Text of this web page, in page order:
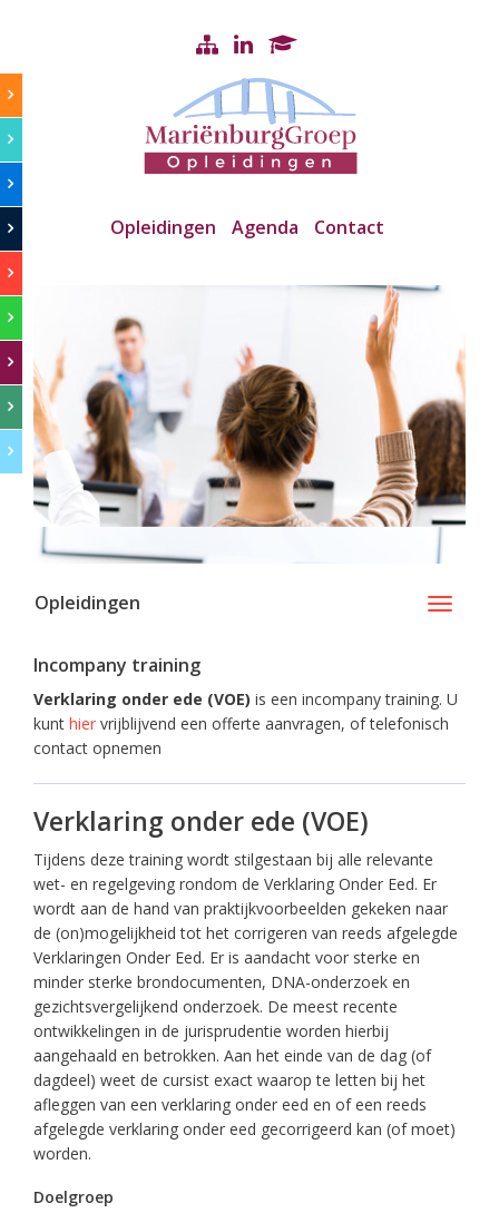
Opleidingen Agenda Contact
Toggle
Opleidingen
Incompany training
Verklaring onder ede (VOE) is een incompany training. U
kunt hier vrijblijvend een offerte aanvragen, of telefonisch
contact opnemen
Verklaring onder ede (VOE)
Tijdens deze training wordt stilgestaan bij alle relevante
wet- en regelgeving rondom de Verklaring Onder Eed. Er
wordt aan de hand van praktijkvoorbeelden gekeken naar
de (on)mogelijkheid tot het corrigeren van reeds afgelegde
Verklaringen Onder Eed. Er is aandacht voor sterke en
minder sterke brondocumenten, DNA-onderzoek en
gezichtsvergelijkend onderzoek. De meest recente
ontwikkelingen in de jurisprudentie worden hierbij
aangehaald en betrokken. Aan het einde van de dag (of
dagdeel) weet de cursist exact waarop te letten bij het
afleggen van een verklaring onder eed en of een reeds
afgelegde verklaring onder eed gecorrigeerd kan (of moet)
worden.
Doelgroep